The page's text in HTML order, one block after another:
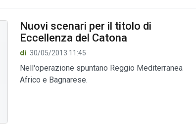
Nuovi scenari per il titolo di
Eccellenza del Catona
di 30/05/2013 11:45
Nell'operazione spuntano Reggio Mediterranea
Africo e Bagnarese.